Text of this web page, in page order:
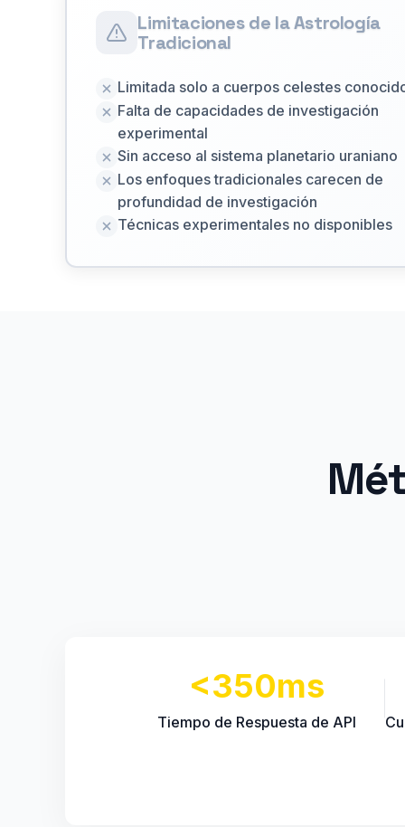
Limitaciones de la Astrología
Tradicional
Limitada solo a cuerpos celestes
Falta de capacidades de investigación
experimental
Sin acceso al sistema planetario uraniano
Los enfoques tradicionales carecen de
profundidad de investigación
Técnicas experimentales no disponibles
<350ms
Tiempo de Respuesta de API